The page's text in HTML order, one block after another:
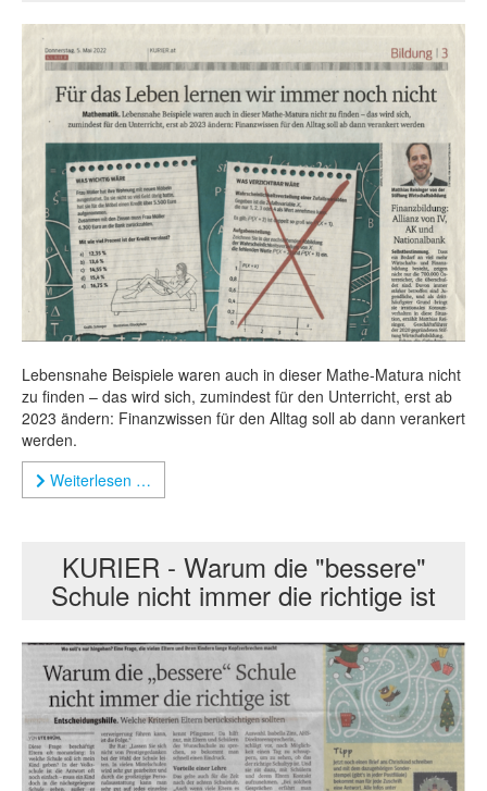
Lebensnahe Beispiele waren auch in dieser Mathe-Matura nicht
zu finden – das wird sich, zumindest für den Unterricht, erst ab
2023 ändern: Finanzwissen für den Alltag soll ab dann verankert
werden.
Weiterlesen …
KURIER - Warum die "bessere"
Schule nicht immer die richtige ist